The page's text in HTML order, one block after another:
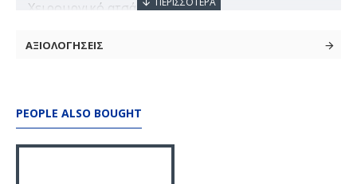
Χειρουργικό ατσάλι 316L
Κλειστό septum σε 2 μεγέθη για να διαλέξεις
ΑΞΙΟΛΟΓΗΣΕΙΣ
PEOPLE ALSO BOUGHT